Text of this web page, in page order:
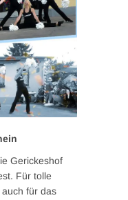
Gerickeshof
Für tolle
auch für das